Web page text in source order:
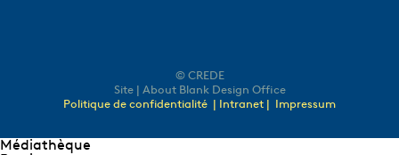
© CREDE
Site | About Blank Design Office
Politique de confidentialité | Intranet | Impressum
Médiathèque